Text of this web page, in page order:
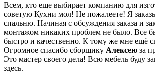
Всем, кто еще выбирает компанию для
советую Кухни мол! Не пожалеете! Я
спальню. Начиная с обсуждения заказа и
монтажом никаких проблем не было. Все
быстро и качественно. К тому же мне ещё
Огромное спасибо сборщику Алексею за
Это мастер своего дела! Всю мебель буду
здесь.